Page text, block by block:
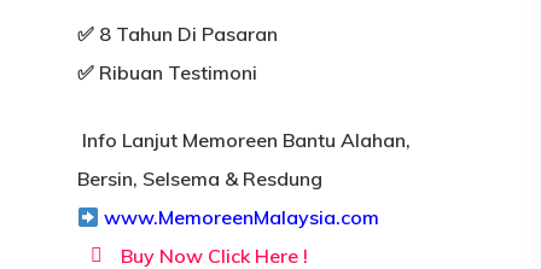
✅ 8 Tahun Di Pasaran
✅ Ribuan Testimoni
Info Lanjut Memoreen Bantu Alahan,
Bersin, Selsema & Resdung
www.MemoreenMalaysia.com
Buy Now Click Here !